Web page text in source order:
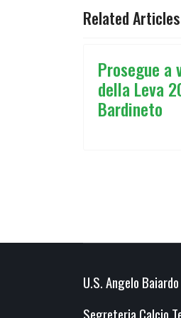
Related Articles
Prosegue
della Leva
Bardineto
U.S. Angelo
Segreteria Calcio